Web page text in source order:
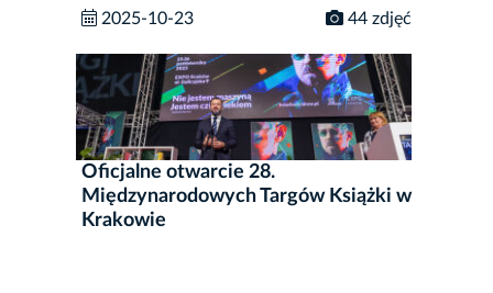
2025-10-23 44 zdjęć
Oficjalne otwarcie 28.
Międzynarodowych Targów Książki w
Krakowie